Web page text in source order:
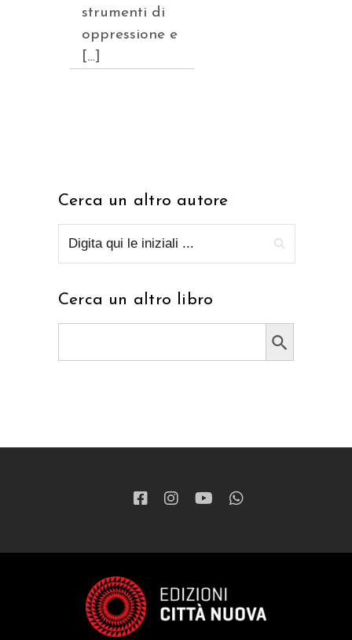
strumenti di
oppressione e
[…]
Cerca un altro autore
Cerca un altro libro
Search Button